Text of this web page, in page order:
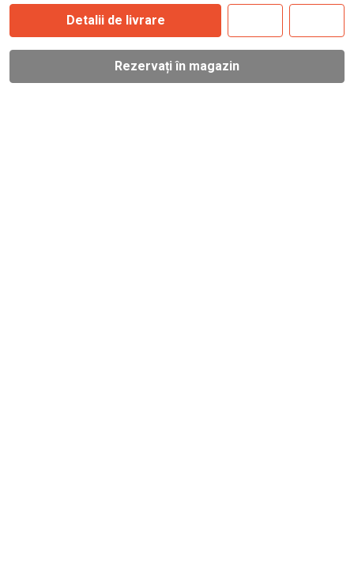
Detalii de livrare
Rezervați în magazin